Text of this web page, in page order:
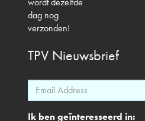
dag nog
verzonden!
TPV Nieuwsbrief
Ik ben geïnteresseerd in: